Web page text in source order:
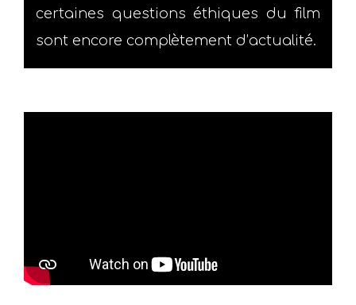
certaines questions éthiques du film
sont encore complètement d’actualité.